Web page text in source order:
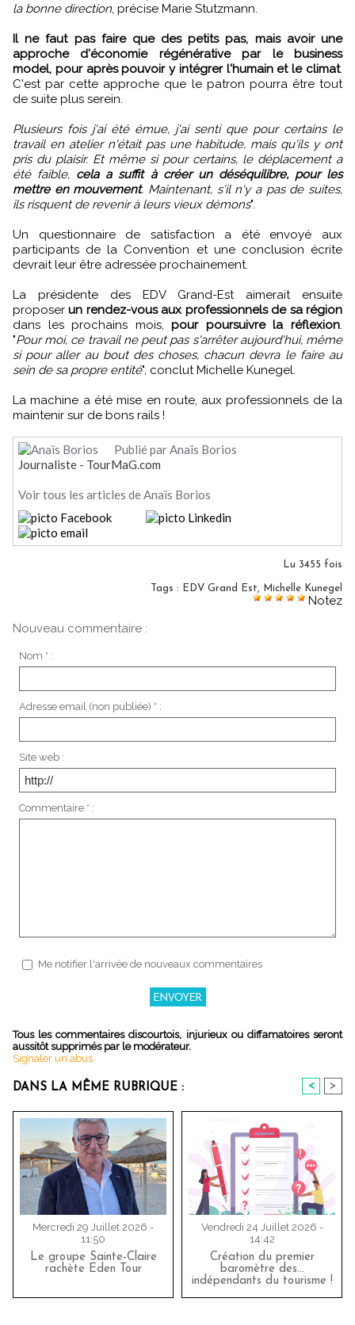
la bonne direction, précise Marie Stutzmann.
Il ne faut pas faire que des petits pas, mais avoir une
approche d'économie régénérative par le business
model, pour après pouvoir y intégrer l'humain et le climat.
C'est par cette approche que le patron pourra être tout
de suite plus serein.
Plusieurs fois j'ai été émue, j'ai senti que pour certains le
travail en atelier n'était pas une habitude, mais qu'ils y ont
pris du plaisir. Et même si pour certains, le déplacement a
été faible, cela a suffit à créer un déséquilibre, pour les
mettre en mouvement. Maintenant, s'il n'y a pas de suites,
ils risquent de revenir à leurs vieux démons".
Un questionnaire de satisfaction a été envoyé aux
participants de la Convention et une conclusion écrite
devrait leur être adressée prochainement.
La présidente des EDV Grand-Est aimerait ensuite
proposerun rendez-vous aux professionnels de sa région
dans les prochains mois,pour poursuivre la réflexion.
"Pour moi, ce travail ne peut pas s'arrêter aujourd'hui, même
si pour aller au bout des choses, chacun devra le faire au
sein de sa propre entité", conclut Michelle Kunegel.
La machine a été mise en route, aux professionnels de la
maintenir sur de bons rails !
Publié par Anaïs Borios
Journaliste - TourMaG.com
Voir tous les articles de Anaïs Borios
Lu 3455 fois
Tags : EDV Grand Est, Michelle Kunegel
Notez
Nouveau commentaire :
Nom * :
Adresse email (non publiée) * :
Site web :
Commentaire * :
Me notifier l'arrivée de nouveaux commentaires
Tous les commentaires discourtois, injurieux ou diffamatoires seront
aussitôt supprimés par le modérateur.
Signaler un abus
DANS LA MÊME RUBRIQUE : < >
Mercredi 29 Juillet 2026 -
11:50
Le groupe Sainte-Claire
rachète Eden Tour
Vendredi 24 Juillet 2026 -
14:42
Création du premier
baromètre des…
indépendants du tourisme !